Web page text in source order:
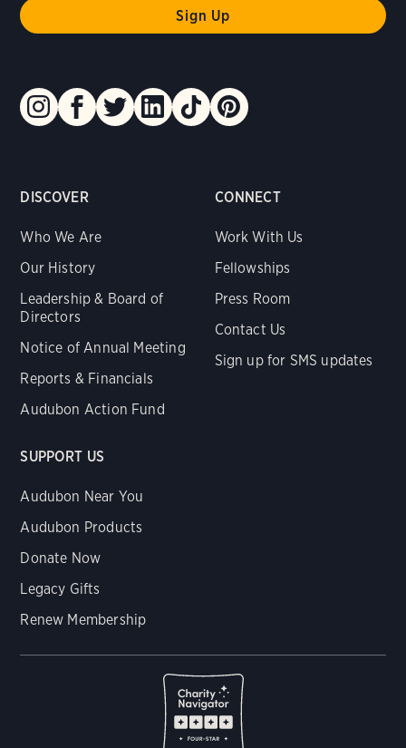
DISCOVER
Who We Are
Our History
Leadership & Board of
Directors
Notice of Annual Meeting
Reports & Financials
Audubon Action Fund
CONNECT
Work With Us
Fellowships
Press Room
Contact Us
Sign up for SMS updates
SUPPORT US
Audubon Near You
Audubon Products
Donate Now
Legacy Gifts
Renew Membership